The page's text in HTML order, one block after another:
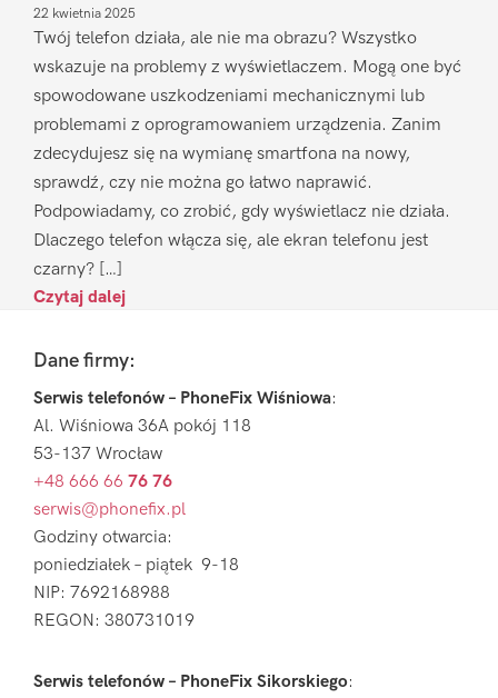
22 kwietnia 2025
Twój telefon działa, ale nie ma obrazu? Wszystko
wskazuje na problemy z wyświetlaczem. Mogą one być
spowodowane uszkodzeniami mechanicznymi lub
problemami z oprogramowaniem urządzenia. Zanim
zdecydujesz się na wymianę smartfona na nowy,
sprawdź, czy nie można go łatwo naprawić.
Podpowiadamy, co zrobić, gdy wyświetlacz nie działa.
Dlaczego telefon włącza się, ale ekran telefonu jest
czarny? […]
Czytaj dalej
FooterDane firmy:
Serwis telefonów – PhoneFix Wiśniowa:
Al. Wiśniowa 36A pokój 118
53-137 Wrocław
+48 666 66 76 76
serwis@phonefix.pl
Godziny otwarcia:
poniedziałek – piątek 9-18
NIP: 7692168988
REGON: 380731019
Serwis telefonów – PhoneFix Sikorskiego: